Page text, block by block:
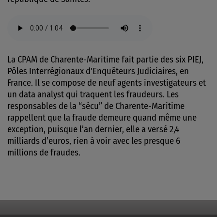
La CPAM de Charente-Maritime fait partie des six PIEJ,
Pôles Interrégionaux d'Enquêteurs Judiciaires, en
France. Il se compose de neuf agents investigateurs et
un data analyst qui traquent les fraudeurs. Les
responsables de la “sécu” de Charente-Maritime
rappellent que la fraude demeure quand même une
exception, puisque l’an dernier, elle a versé 2,4
milliards d’euros, rien à voir avec les presque 6
millions de fraudes.